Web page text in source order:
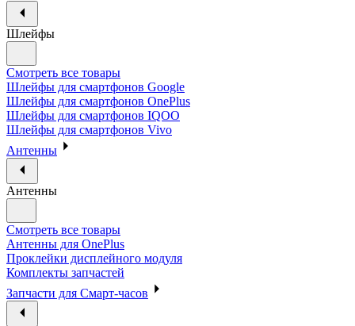
Шлейфы
Смотреть все товары
Шлейфы для смартфонов Google
Шлейфы для смартфонов OnePlus
Шлейфы для смартфонов IQOO
Шлейфы для смартфонов Vivo
Антенны
Антенны
Смотреть все товары
Антенны для OnePlus
Проклейки дисплейного модуля
Комплекты запчастей
Запчасти для Смарт-часов